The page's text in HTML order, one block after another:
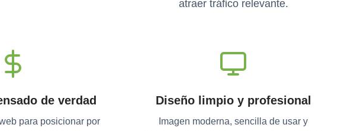
atraer tráfico relevante.
de verdad
para posicionar por
Diseño limpio y profesional
Imagen moderna, sencilla de usar y